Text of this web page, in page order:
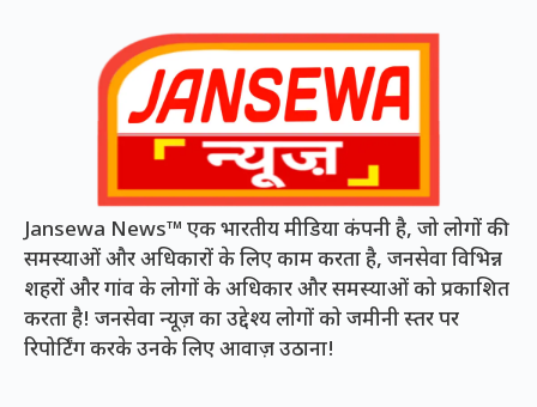
Jansewa News™ एक भारतीय मीडिया कंपनी है, जो लोगों की
समस्याओं और अधिकारों के लिए काम करता है, जनसेवा विभिन्न
शहरों और गांव के लोगों के अधिकार और समस्याओं को प्रकाशित
करता है! जनसेवा न्यूज़ का उद्देश्य लोगों को जमीनी स्तर पर
रिपोर्टिंग करके उनके लिए आवाज़ उठाना!